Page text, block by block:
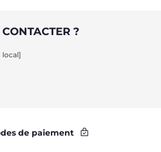
?
local]
de paiement